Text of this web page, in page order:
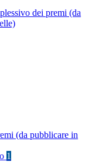
dei premi (da
(da pubblicare in
1